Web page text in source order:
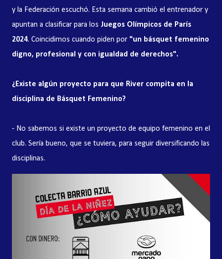
y la Federación escuchó. Esta semana cambió el entrenador y
apuntan a clasificar para los Juegos Olímpicos de París
2024. Coincidimos cuando piden por "un básquet femenino
digno, profesional y con igualdad de derechos".
¿Existe algún proyecto para que River compita en la
disciplina de Básquet Femenino?
- No sabemos si existe un proyecto de equipo femenino en el
club. Sería bueno, que se tuviera, para seguir diversificando las
disciplinas.